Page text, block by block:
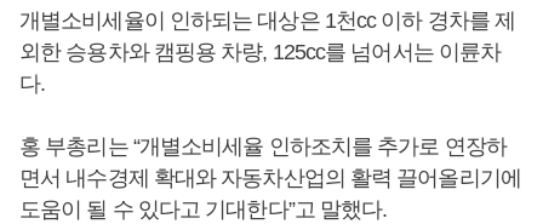
개별소비세율이 인하되는 대상은 1천cc 이하 경차를 제
외한 승용차와 캠핑용 차량, 125cc를 넘어서는 이륜차
다.
홍 부총리는 “개별소비세율 인하조치를 추가로 연장하
면서 내수경제 확대와 자동차산업의 활력 끌어올리기에
도움이 될 수 있다고 기대한다”고 말했다.